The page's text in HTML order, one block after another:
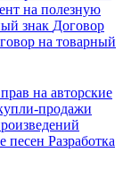
на полезную
знак Договор
на товарный
на авторские
продажи
песен Разработка